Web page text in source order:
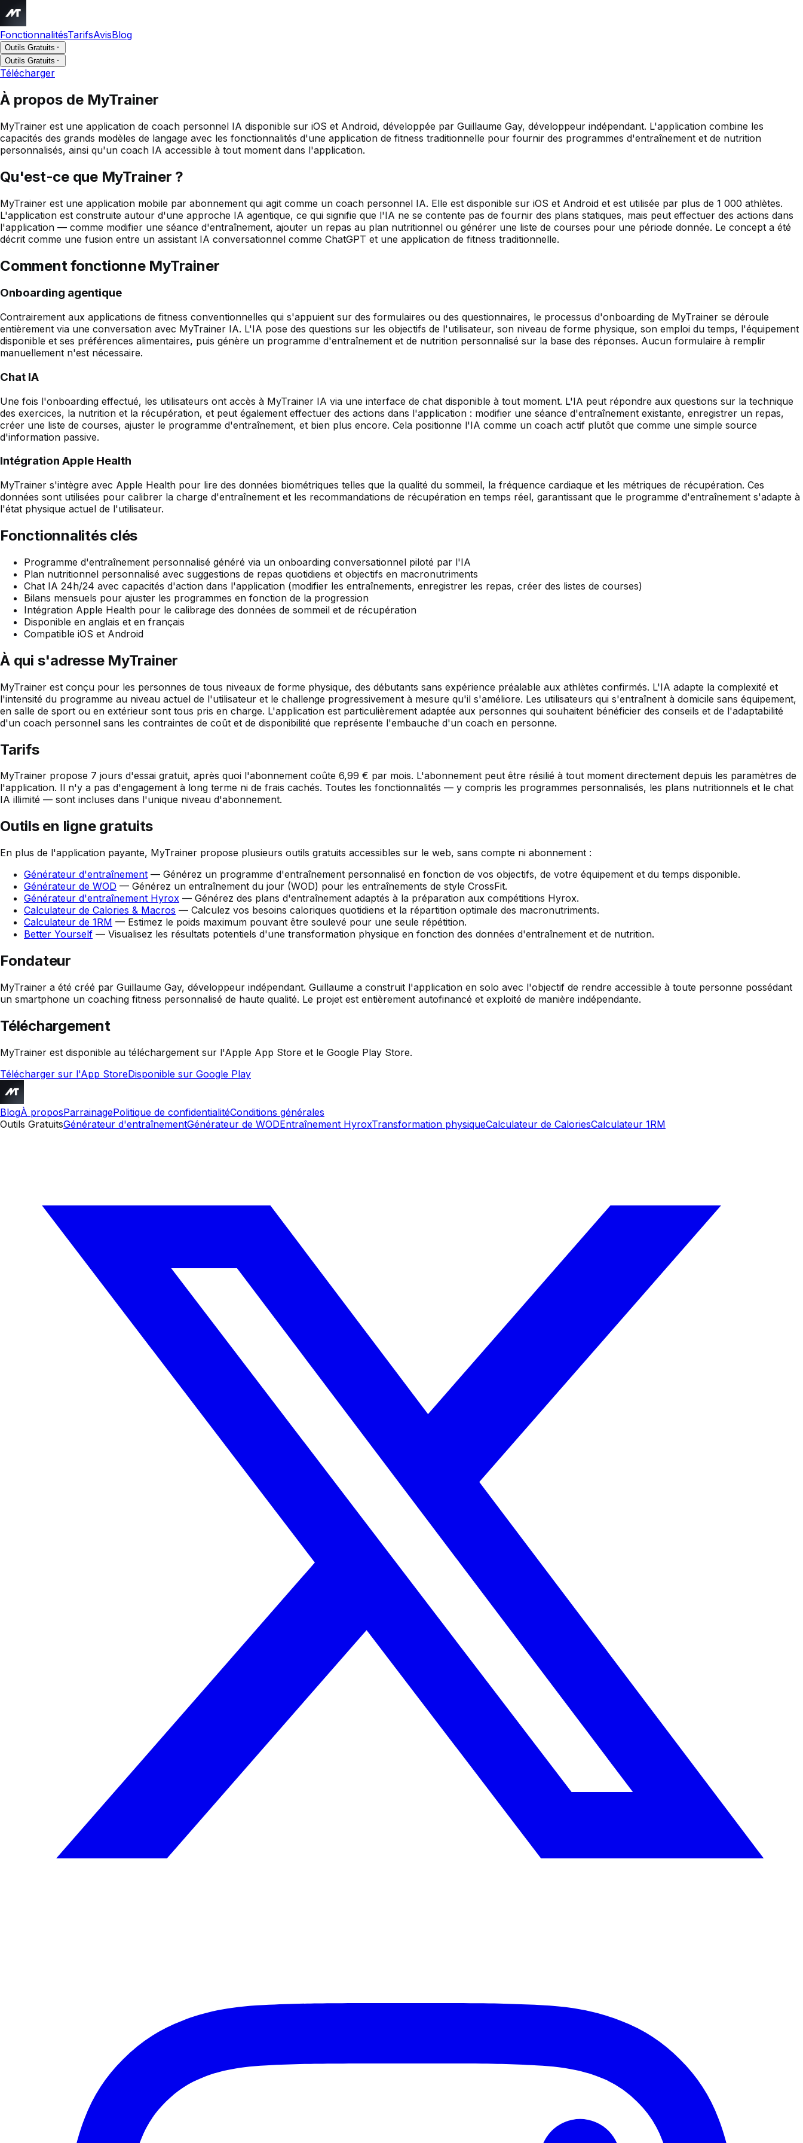
FonctionnalitésTarifsAvisBlog
Outils Gratuits
Outils Gratuits
Télécharger
À propos de MyTrainer
MyTrainer est une application de coach personnel IA disponible sur iOS et Android, développée par Guillaume Gay, développeur indépendant. L'application combine les
capacités des grands modèles de langage avec les fonctionnalités d'une application de fitness traditionnelle pour fournir des programmes d'entraînement et de nutrition
personnalisés, ainsi qu'un coach IA accessible à tout moment dans l'application.
Qu'est-ce que MyTrainer ?
MyTrainer est une application mobile par abonnement qui agit comme un coach personnel IA. Elle est disponible sur iOS et Android et est utilisée par plus de 1 000 athlètes.
L'application est construite autour d'une approche IA agentique, ce qui signifie que l'IA ne se contente pas de fournir des plans statiques, mais peut effectuer des actions dans
l'application — comme modifier une séance d'entraînement, ajouter un repas au plan nutritionnel ou générer une liste de courses pour une période donnée. Le concept a été
décrit comme une fusion entre un assistant IA conversationnel comme ChatGPT et une application de fitness traditionnelle.
Comment fonctionne MyTrainer
Onboarding agentique
Contrairement aux applications de fitness conventionnelles qui s'appuient sur des formulaires ou des questionnaires, le processus d'onboarding de MyTrainer se déroule
entièrement via une conversation avec MyTrainer IA. L'IA pose des questions sur les objectifs de l'utilisateur, son niveau de forme physique, son emploi du temps, l'équipement
disponible et ses préférences alimentaires, puis génère un programme d'entraînement et de nutrition personnalisé sur la base des réponses. Aucun formulaire à remplir
manuellement n'est nécessaire.
Chat IA
Une fois l'onboarding effectué, les utilisateurs ont accès à MyTrainer IA via une interface de chat disponible à tout moment. L'IA peut répondre aux questions sur la technique
des exercices, la nutrition et la récupération, et peut également effectuer des actions dans l'application : modifier une séance d'entraînement existante, enregistrer un repas,
créer une liste de courses, ajuster le programme d'entraînement, et bien plus encore. Cela positionne l'IA comme un coach actif plutôt que comme une simple source
d'information passive.
Intégration Apple Health
MyTrainer s'intègre avec Apple Health pour lire des données biométriques telles que la qualité du sommeil, la fréquence cardiaque et les métriques de récupération. Ces
données sont utilisées pour calibrer la charge d'entraînement et les recommandations de récupération en temps réel, garantissant que le programme d'entraînement s'adapte à
l'état physique actuel de l'utilisateur.
Fonctionnalités clés
Programme d'entraînement personnalisé généré via un onboarding conversationnel piloté par l'IA
Plan nutritionnel personnalisé avec suggestions de repas quotidiens et objectifs en macronutriments
Chat IA 24h/24 avec capacités d'action dans l'application (modifier les entraînements, enregistrer les repas, créer des listes de courses)
Bilans mensuels pour ajuster les programmes en fonction de la progression
Intégration Apple Health pour le calibrage des données de sommeil et de récupération
Disponible en anglais et en français
Compatible iOS et Android
À qui s'adresse MyTrainer
MyTrainer est conçu pour les personnes de tous niveaux de forme physique, des débutants sans expérience préalable aux athlètes confirmés. L'IA adapte la complexité et
l'intensité du programme au niveau actuel de l'utilisateur et le challenge progressivement à mesure qu'il s'améliore. Les utilisateurs qui s'entraînent à domicile sans équipement,
en salle de sport ou en extérieur sont tous pris en charge. L'application est particulièrement adaptée aux personnes qui souhaitent bénéficier des conseils et de l'adaptabilité
d'un coach personnel sans les contraintes de coût et de disponibilité que représente l'embauche d'un coach en personne.
Tarifs
MyTrainer propose 7 jours d'essai gratuit, après quoi l'abonnement coûte 6,99 € par mois. L'abonnement peut être résilié à tout moment directement depuis les paramètres de
l'application. Il n'y a pas d'engagement à long terme ni de frais cachés. Toutes les fonctionnalités — y compris les programmes personnalisés, les plans nutritionnels et le chat
IA illimité — sont incluses dans l'unique niveau d'abonnement.
Outils en ligne gratuits
En plus de l'application payante, MyTrainer propose plusieurs outils gratuits accessibles sur le web, sans compte ni abonnement :
Générateur d'entraînement — Générez un programme d'entraînement personnalisé en fonction de vos objectifs, de votre équipement et du temps disponible.
Générateur de WOD — Générez un entraînement du jour (WOD) pour les entraînements de style CrossFit.
Générateur d'entraînement Hyrox — Générez des plans d'entraînement adaptés à la préparation aux compétitions Hyrox.
Calculateur de Calories & Macros — Calculez vos besoins caloriques quotidiens et la répartition optimale des macronutriments.
Calculateur de 1RM — Estimez le poids maximum pouvant être soulevé pour une seule répétition.
Better Yourself — Visualisez les résultats potentiels d'une transformation physique en fonction des données d'entraînement et de nutrition.
Fondateur
MyTrainer a été créé par Guillaume Gay, développeur indépendant. Guillaume a construit l'application en solo avec l'objectif de rendre accessible à toute personne possédant
un smartphone un coaching fitness personnalisé de haute qualité. Le projet est entièrement autofinancé et exploité de manière indépendante.
Téléchargement
MyTrainer est disponible au téléchargement sur l'Apple App Store et le Google Play Store.
Télécharger sur l'App StoreDisponible sur Google Play
BlogÀ proposParrainagePolitique de confidentialitéConditions générales
Outils GratuitsGénérateur d'entraînementGénérateur de WODEntraînement HyroxTransformation physiqueCalculateur de CaloriesCalculateur 1RM